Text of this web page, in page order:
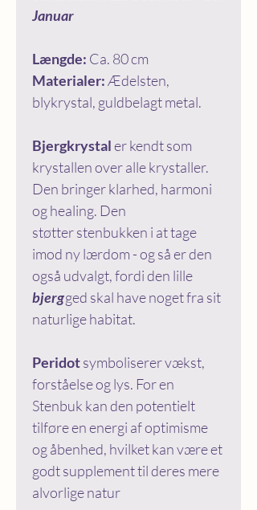
Januar
Længde: Ca. 80 cm
Materialer:Ædelsten,
blykrystal, guldbelagt metal.
Bjergkrystaler kendt som
krystallen over alle krystaller.
Den bringer klarhed, harmoni
og healing. Den
støtter stenbukken i at tage
imod ny lærdom - og så er den
også udvalgt, fordi den lille
bjergged skal have noget fra sit
naturlige habitat.
Peridotsymboliserer vækst,
forståelse og lys. For en
Stenbuk kan den potentielt
tilføre en energi af optimisme
og åbenhed, hvilket kan være et
godt supplement til deres mere
alvorlige natur